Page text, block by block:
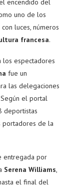
encendido del
uno de los
con luces, números
francesa.
los espectadores
fue un
las delegaciones
el portal
deportistas
portadores de la
entregada por
Serena Williams,
el final del